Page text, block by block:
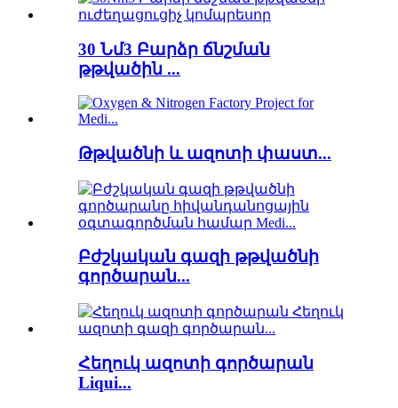
30 Նմ3 Բարձր ճնշման
թթվածին ...
Թթվածնի և ազոտի փաստ...
Բժշկական գազի թթվածնի
գործարան...
Հեղուկ ազոտի գործարան
Liqui...